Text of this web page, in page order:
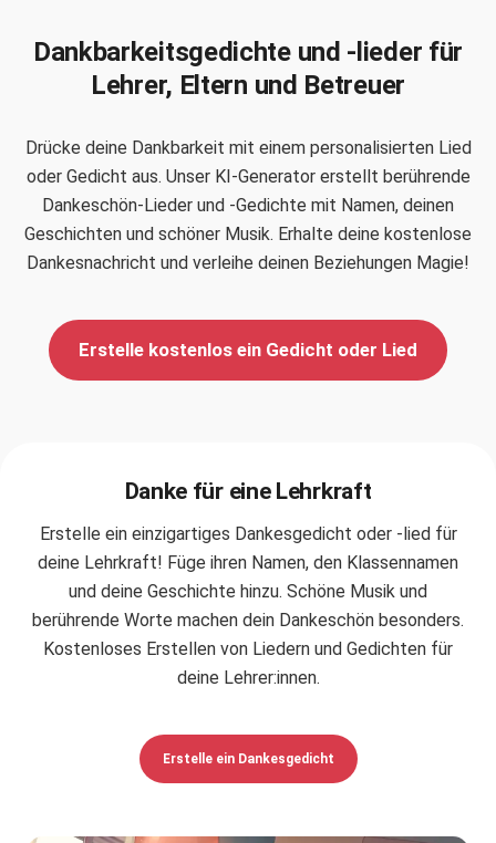
Dankbarkeitsgedichte und -lieder für
Lehrer, Eltern und Betreuer
Drücke deine Dankbarkeit mit einem personalisierten Lied
oder Gedicht aus. Unser KI-Generator erstellt berührende
Dankeschön-Lieder und -Gedichte mit Namen, deinen
Geschichten und schöner Musik. Erhalte deine kostenlose
Dankesnachricht und verleihe deinen Beziehungen Magie!
Erstelle kostenlos ein Gedicht oder Lied
Danke für eine Lehrkraft
Erstelle ein einzigartiges Dankesgedicht oder -lied für
deine Lehrkraft! Füge ihren Namen, den Klassennamen
und deine Geschichte hinzu. Schöne Musik und
berührende Worte machen dein Dankeschön besonders.
Kostenloses Erstellen von Liedern und Gedichten für
deine Lehrer:innen.
Erstelle ein Dankesgedicht